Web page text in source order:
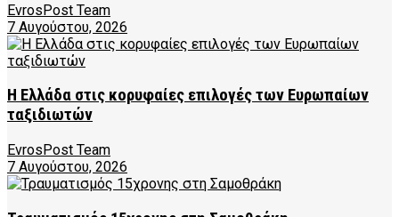
EvrosPost Team
7 Αυγούστου, 2026
Η Ελλάδα στις κορυφαίες επιλογές των Ευρωπαίων
ταξιδιωτών
EvrosPost Team
7 Αυγούστου, 2026